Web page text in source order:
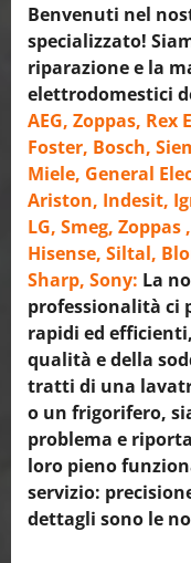
Benvenuti nel
specializzato!
riparazione e la
elettrodomestici
AEG, Zoppas,
Foster, Bosch,
Miele, General
Ariston, Indesit,
LG, Smeg,
Hisense, Siltal,
Sharp, Sony: La
professionalità ci
rapidi ed
qualità e della
tratti di una
o un frigorifero,
problema e
loro pieno
servizio:
dettagli sono le